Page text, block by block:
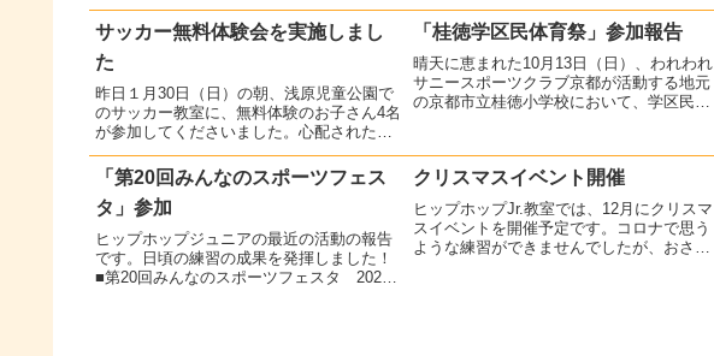
サッカー無料体験会を実施しまし
た
昨日１月30日（日）の朝、浅原児童公園で
のサッカー教室に、無料体験のお子さん4名
が参加してくださいました。心配されたお
天気も、暖かいくらいで、春の気配をちょ
っと感じるほどでした。無料体験に来てく
ださったお子さんのお母さまは、「ボール
を蹴った...
「桂徳学区民体育祭」参加報告
晴天に恵まれた10月13日（日）、われわれ
サニースポーツクラブ京都が活動する地元
の京都市立桂徳小学校において、学区民体
友達にカッコイイダンスを見てもらいまし
た！ヒッ...
「第20回みんなのスポーツフェス
タ」参加
ヒップホップジュニアの最近の活動の報告
です。日頃の練習の成果を発揮しました！
■第20回みんなのスポーツフェスタ 2023
クリスマスイベント開催
ヒップホップJr.教室では、12月にクリスマ
スイベントを開催予定です。コロナで思う
ような練習ができませんでしたが、おさら